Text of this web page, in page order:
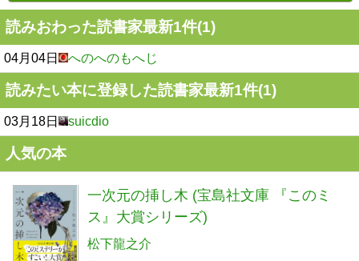
読みおわった読書家最新1件(1)
04月04日 へのへのもへじ
読みたい本に登録した読書家最新1件(1)
03月18日 suicdio
人気の本
一次元の挿し木 (宝島社文庫 『このミ
ス』大賞シリーズ)
松下龍之介